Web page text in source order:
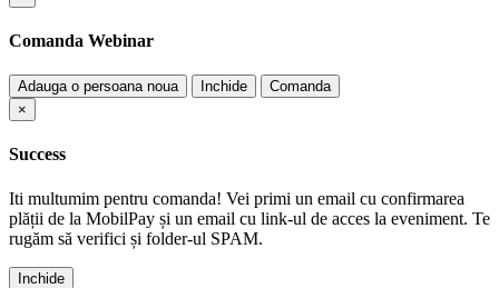
Comanda Webinar
Adauga o persoana noua Inchide
Comanda
×
Success
Iti multumim pentru comanda! Vei primi un email cu confirmarea
plății de la MobilPay și un email cu link-ul de acces la eveniment. Te
rugăm să verifici și folder-ul SPAM.
Inchide